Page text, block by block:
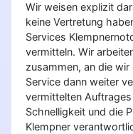
Wir weisen explizit
keine Vertretung
Services
vermitteln. Wir
zusammen, an die
Service dann weiter
vermittelten
Schnelligkeit und die
Klempner